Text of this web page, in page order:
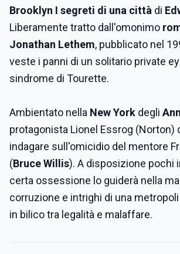
Brooklyn I segreti di una città di
Liberamente tratto dall'omonimo
Jonathan Lethem, pubblicato nel
veste i panni di un solitario private
sindrome di Tourette.
Ambientato nella New York degli
protagonista Lionel Essrog (Norton)
indagare sull'omicidio del mentore
(Bruce Willis). A disposizione pochi
certa ossessione lo guiderà nella
corruzione e intrighi di una
in bilico tra legalità e malaffare.